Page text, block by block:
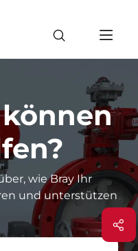
wie Bray Ihr
und unterstützen